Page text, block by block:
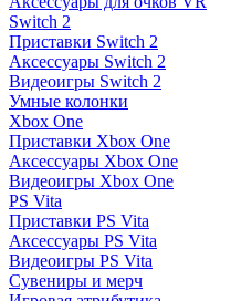
Switch 2
Приставки Switch 2
Аксессуары Switch 2
Видеоигры Switch 2
Умные колонки
Xbox One
Приставки Xbox One
Аксессуары Xbox One
Видеоигры Xbox One
PS Vita
Приставки PS Vita
Аксессуары PS Vita
Видеоигры PS Vita
Сувениры и мерч